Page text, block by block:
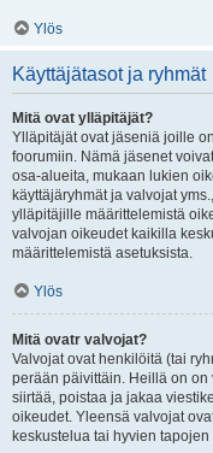
Ylös
Käyttäjätasot ja ryhmät
Mitä ovat ylläpitäjät?
Ylläpitäjät ovat jäseniä joille
foorumiin. Nämä jäsenet
osa-alueita, mukaan lukien
käyttäjäryhmät ja valvojat
ylläpitäjille määrittelemistä
valvojan oikeudet kaikilla
määrittelemistä asetuksista.
Ylös
Mitä ovatr valvojat?
Valvojat ovat henkilöitä (tai
perään päivittäin. Heillä on
siirtää, poistaa ja jakaa
oikeudet. Yleensä valvojat
keskustelua tai hyvien